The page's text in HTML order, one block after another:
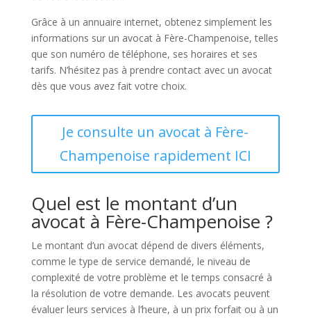
Grâce à un annuaire internet, obtenez simplement les
informations sur un avocat à Fère-Champenoise, telles
que son numéro de téléphone, ses horaires et ses
tarifs. N’hésitez pas à prendre contact avec un avocat
dès que vous avez fait votre choix.
Je consulte un avocat à Fère-
Champenoise rapidement ICI
Quel est le montant d’un
avocat à Fère-Champenoise ?
Le montant d’un avocat dépend de divers éléments,
comme le type de service demandé, le niveau de
complexité de votre problème et le temps consacré à
la résolution de votre demande. Les avocats peuvent
évaluer leurs services à l’heure, à un prix forfait ou à un